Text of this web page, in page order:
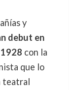
y
debut en
con la
que lo
teatral